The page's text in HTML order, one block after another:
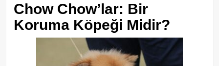
Chow Chow’lar: Bir
Koruma Köpeği Midir?